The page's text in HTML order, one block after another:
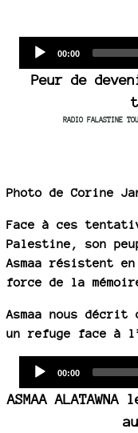
Current
00:00
Peur de
RADIO FALASTINE
Photo de Corine
Face à ces
Palestine, son
Asmaa résistent
force de la
Asmaa nous
un refuge face à
Current
00:00
ASMAA